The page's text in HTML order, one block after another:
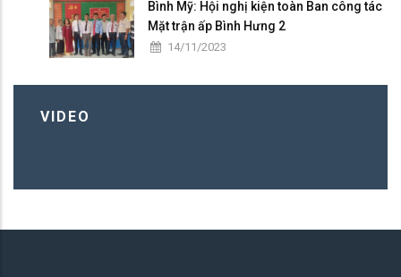
Bình Mỹ: Hội nghị kiện toàn Ban công tác
Mặt trận ấp Bình Hưng 2
14/11/2023
VIDEO